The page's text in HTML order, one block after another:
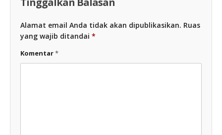
Alamat email Anda tidak akan dipublikasikan. Ruas
yang wajib ditandai *
Komentar*